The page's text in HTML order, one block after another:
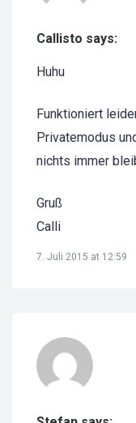
Callisto says:
Huhu
Funktioniert
Privatemodus
nichts immer
Gruß
Calli
7. Juli 2015 at 12:59